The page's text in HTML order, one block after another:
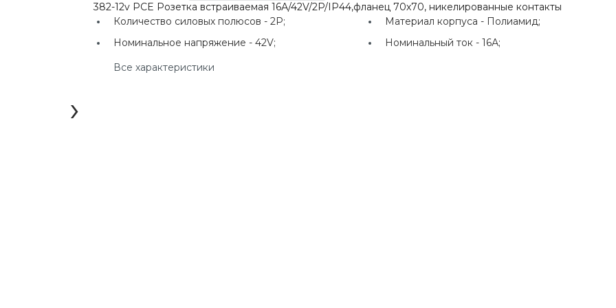
г. Екатеринбург, ул.
Клары Цеткин, д. 4
г. Владивосток, ул.
›
382-12v PCE Розетка встраиваемая 16А/42V/2P/IP44,фланец 70х70, никелированные контакты
Количество силовых полюсов -2P; Материал корпуса - Полиамид;
Номинальное напряжение -42V; Номинальный ток -16А;
Все характеристики